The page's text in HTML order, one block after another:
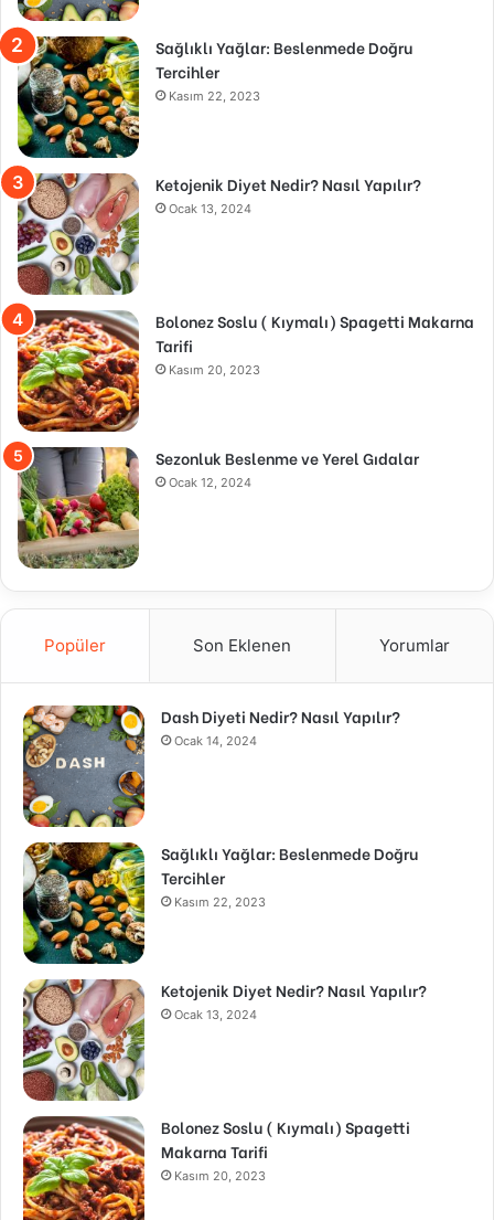
Sağlıklı Yağlar: Beslenmede Doğru
Tercihler
Kasım 22, 2023
Ketojenik Diyet Nedir? Nasıl Yapılır?
Ocak 13, 2024
Bolonez Soslu ( Kıymalı) Spagetti Makarna
Tarifi
Kasım 20, 2023
Sezonluk Beslenme ve Yerel Gıdalar
Ocak 12, 2024
Popüler Son Eklenen Yorumlar
Dash Diyeti Nedir? Nasıl Yapılır?
Ocak 14, 2024
Sağlıklı Yağlar: Beslenmede Doğru
Tercihler
Kasım 22, 2023
Ketojenik Diyet Nedir? Nasıl Yapılır?
Ocak 13, 2024
Bolonez Soslu ( Kıymalı) Spagetti
Makarna Tarifi
Kasım 20, 2023